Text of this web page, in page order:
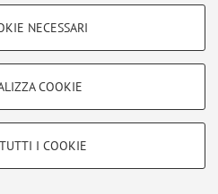
FACOLTATIVI
a titolo esemplificativo, per il corretto
NECESSARI
COOKIE
I COOKIE